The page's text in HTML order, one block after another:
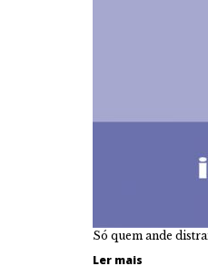
Só quem ande
Ler mais